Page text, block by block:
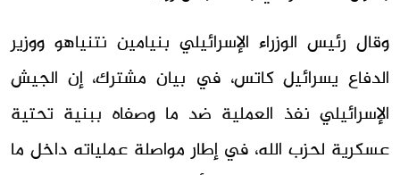
وقال رئيس الوزراء الإسرائيلي بنيامين نتنياهو ووزير
الدفاع يسرائيل كاتس، في بيان مشترك، إن الجيش
الإسرائيلي نفذ العملية ضد ما وصفاه ببنية تحتية
عسكرية لحزب الله، في إطار مواصلة عملياته داخل ما